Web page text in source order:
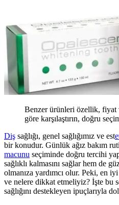
Benzer ürünleri özellik, fiyat
göre karşılaştırın, doğru
Diş sağlığı, genel sağlığımız ve est
bir konudur. Günlük ağız bakım
macunu seçiminde doğru tercihi
sağlıklı kalmasını sağlar hem de
olmanıza yardımcı olur. Peki, en
ve nelere dikkat etmeliyiz? İşte bu
sağlığını destekleyen ipuçlarıyla